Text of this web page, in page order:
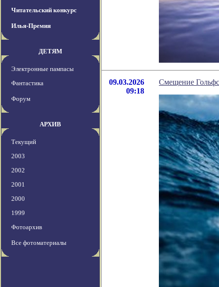
Читательский конкурс
Илья-Премия
ДЕТЯМ
Электронные пампасы
Фантастика
Форум
АРХИВ
Текущий
2003
2002
2001
2000
1999
Фотоархив
Все фотоматериалы
09.03.2026
09:18
Смещение